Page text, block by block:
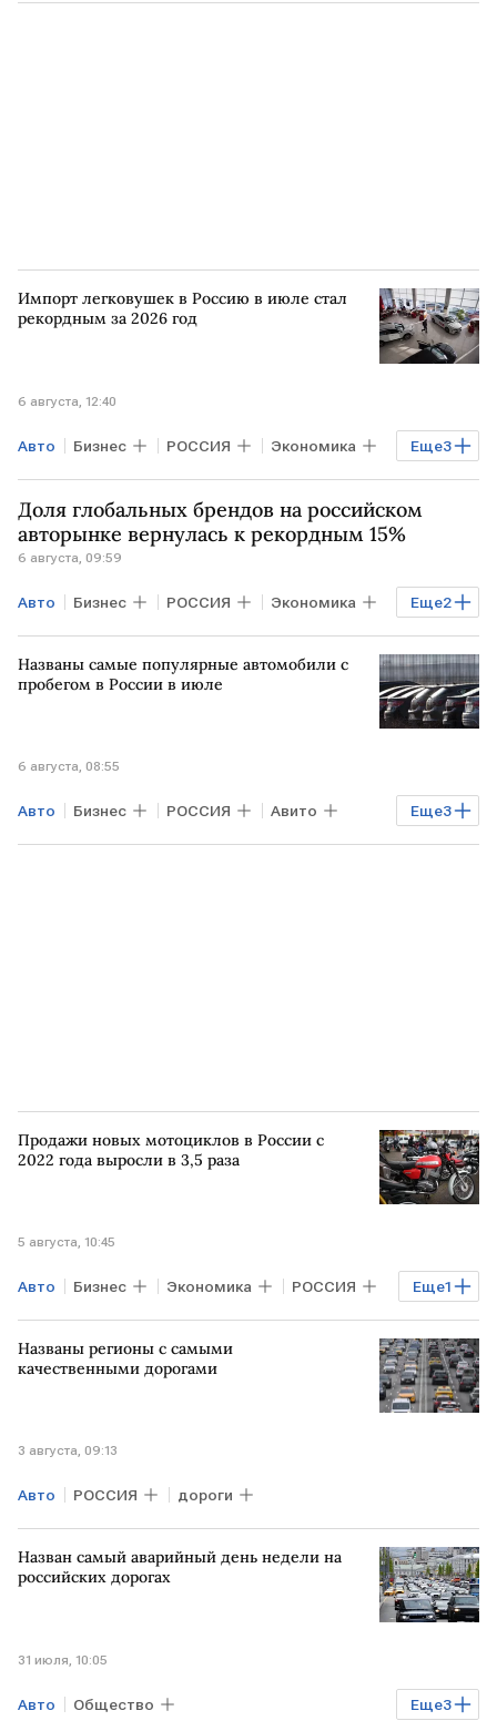
Импорт легковушек в Россию в июле стал
рекордным за 2026 год
6 августа, 12:40
Еще3
Авто Бизнес РОССИЯ Экономика
КИТАЙ ЯПОНИЯ импорт
Доля глобальных брендов на российском
авторынке вернулась к рекордным 15%
6 августа, 09:59
Еще2
Авто Бизнес РОССИЯ Экономика
КИТАЙ БЕЛОРУССИЯ
Названы самые популярные автомобили с
пробегом в России в июле
6 августа, 08:55
Еще3
Авто Бизнес РОССИЯ Авито
Toyota Camry Lada Granta Lada
Продажи новых мотоциклов в России с
2022 года выросли в 3,5 раза
5 августа, 10:45
Еще1
Авто Бизнес Экономика РОССИЯ
Мотоциклы
Названы регионы с самыми
качественными дорогами
3 августа, 09:13
Авто РОССИЯ дороги
Назван самый аварийный день недели на
российских дорогах
31 июля, 10:05
Еще3
Авто Общество